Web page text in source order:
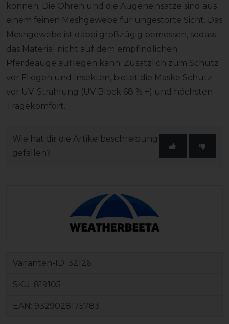
können. Die Ohren und die Augeneinsätze sind aus
einem feinen Meshgewebe für ungestörte Sicht. Das
Meshgewebe ist dabei großzügig bemessen, sodass
das Material nicht auf dem empfindlichen
Pferdeauge aufliegen kann. Zusätzlich zum Schutz
vor Fliegen und Insekten, bietet die Maske Schutz
vor UV-Strahlung (UV Block 68 % +) und höchsten
Tragekomfort.
Wie hat dir die Artikelbeschreibung
gefallen?
Varianten-ID: 32126
SKU: 819105
EAN: 9329028175783